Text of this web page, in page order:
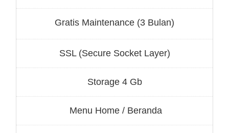
Gratis Maintenance (3 Bulan)
SSL (Secure Socket Layer)
Storage 4 Gb
Menu Home / Beranda